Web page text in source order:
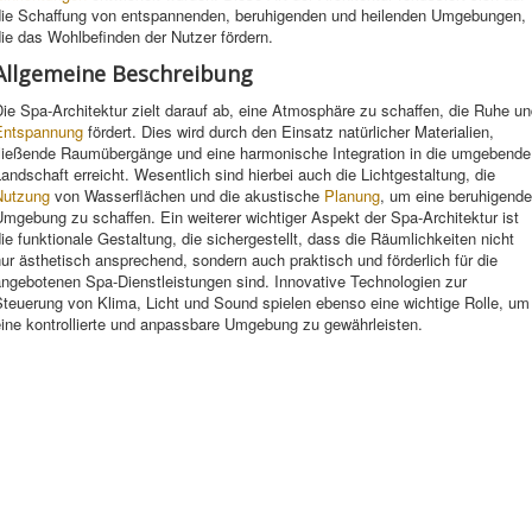
Schaffung von entspannenden, beruhigenden und heilenden Umgebungen,
das Wohlbefinden der Nutzer fördern.
Beschreibung
Spa-Architektur zielt darauf ab, eine Atmosphäre zu schaffen, die Ruhe
fördert. Dies wird durch den Einsatz natürlicher Materialien,
Raumübergänge und eine harmonische Integration in die umgebende
erreicht. Wesentlich sind hierbei auch die Lichtgestaltung, die
von Wasserflächen und die akustische Planung, um eine beruhigende
zu schaffen. Ein weiterer wichtiger Aspekt der Spa-Architektur ist
funktionale Gestaltung, die sichergestellt, dass die Räumlichkeiten nicht
ästhetisch ansprechend, sondern auch praktisch und förderlich für die
Spa-Dienstleistungen sind. Innovative Technologien zur
von Klima, Licht und Sound spielen ebenso eine wichtige Rolle, um
kontrollierte und anpassbare Umgebung zu gewährleisten.